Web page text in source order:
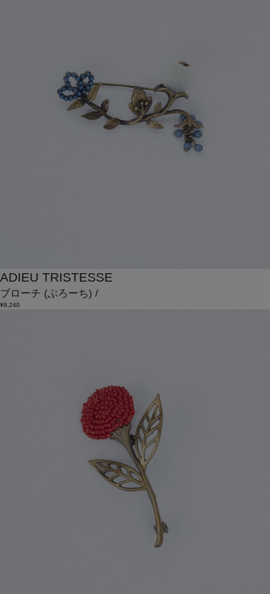
ADIEU TRISTESSE
ブローチ (ぶろーち) /
¥9,240